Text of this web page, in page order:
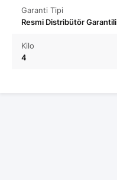
Garanti Tipi
Resmi Distribütör Garantili
Kilo
4